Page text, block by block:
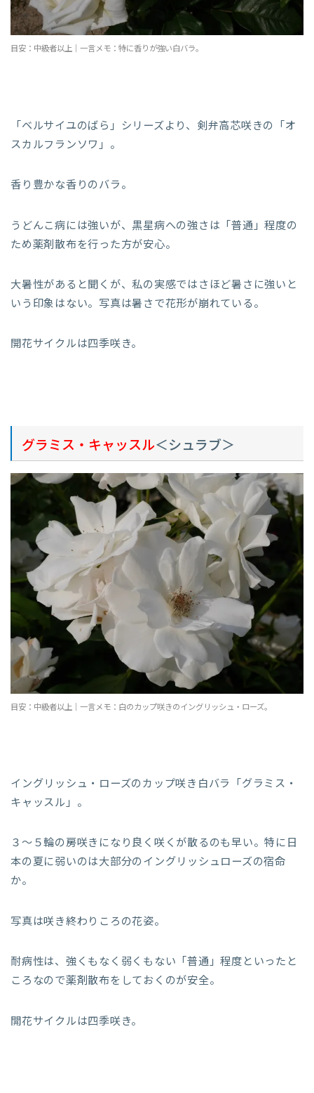
目安：中級者以上｜一言メモ：特に香りが強い白バラ。
「ベルサイユのばら」シリーズより、剣弁高芯咲きの「オ
スカルフランソワ」。
香り豊かな香りのバラ。
うどんこ病には強いが、黒星病への強さは「普通」程度の
ため薬剤散布を行った方が安心。
大暑性があると聞くが、私の実感ではさほど暑さに強いと
いう印象はない。写真は暑さで花形が崩れている。
開花サイクルは四季咲き。
グラミス・キャッスル＜シュラブ＞
目安：中級者以上｜一言メモ：白のカップ咲きのイングリッシュ・ローズ。
イングリッシュ・ローズのカップ咲き白バラ「グラミス・
キャッスル」。
３～５輪の房咲きになり良く咲くが散るのも早い。特に日
本の夏に弱いのは大部分のイングリッシュローズの宿命
か。
写真は咲き終わりころの花姿。
耐病性は、強くもなく弱くもない「普通」程度といったと
ころなので薬剤散布をしておくのが安全。
開花サイクルは四季咲き。